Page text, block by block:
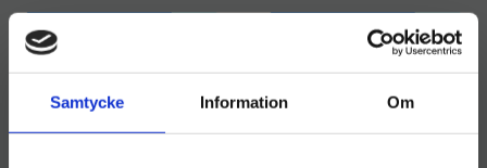
Samtycke Information Om
Lägg